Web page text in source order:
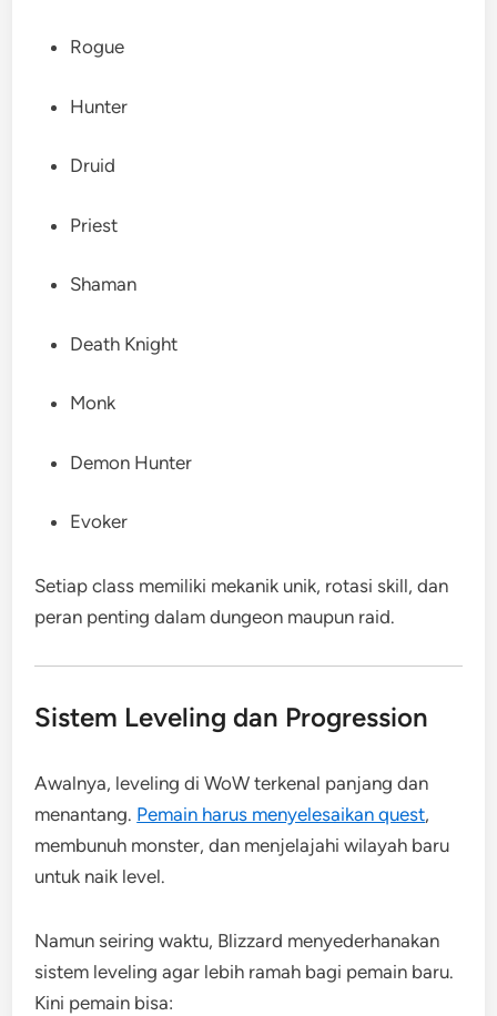
Rogue
Hunter
Druid
Priest
Shaman
Death Knight
Monk
Demon Hunter
Evoker
Setiap class memiliki mekanik unik, rotasi skill, dan
peran penting dalam dungeon maupun raid.
Sistem Leveling dan Progression
Awalnya, leveling di WoW terkenal panjang dan
menantang. Pemain harus menyelesaikan quest,
membunuh monster, dan menjelajahi wilayah baru
untuk naik level.
Namun seiring waktu, Blizzard menyederhanakan
sistem leveling agar lebih ramah bagi pemain baru.
Kini pemain bisa: